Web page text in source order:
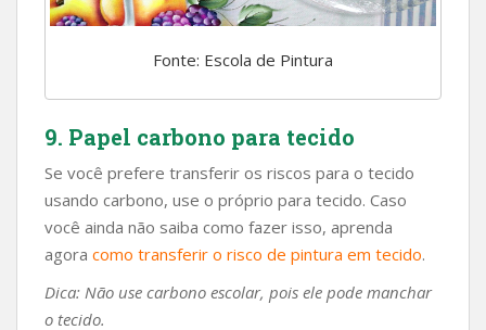
Fonte: Escola de Pintura
9. Papel carbono para tecido
Se você prefere transferir os riscos para o tecido
usando carbono, use o próprio para tecido. Caso
você ainda não saiba como fazer isso, aprenda
agora como transferir o risco de pintura em tecido.
Dica: Não use carbono escolar, pois ele pode manchar
o tecido.